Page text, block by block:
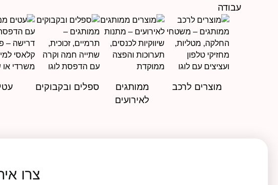
עבודה
מוצרים לרכב
ממותגים
לאירועים
ספלים ובקבוקים
צרו